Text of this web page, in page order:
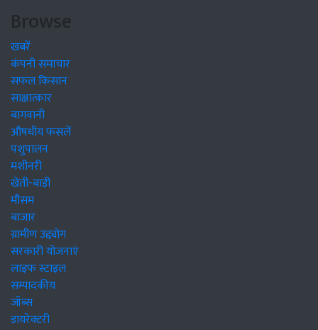
Browse
खबरें
कंपनी समाचार
सफल किसान
साक्षात्कार
बागवानी
औषधीय फसलें
पशुपालन
मशीनरी
खेती-बाड़ी
मौसम
बाजार
ग्रामीण उद्द्योग
सरकारी योजनाएं
लाइफ स्टाइल
सम्पादकीय
जॉब्स
डायरेक्टरी